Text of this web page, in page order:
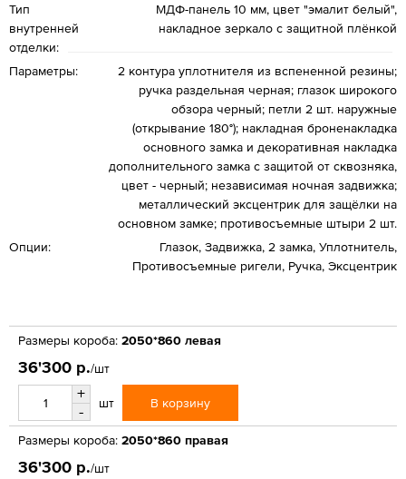
Тип
внутренней
отделки:
МДФ-панель 10 мм, цвет "эмалит белый",
накладное зеркало с защитной плёнкой
Параметры:
2 контура уплотнителя из вспененной резины;
ручка раздельная черная; глазок широкого
обзора черный; петли 2 шт. наружные
(открывание 180°); накладная броненакладка
основного замка и декоративная накладка
дополнительного замка с защитой от сквозняка,
цвет - черный; независимая ночная задвижка;
металлический эксцентрик для защёлки на
основном замке; противосъемные штыри 2 шт.
Опции:
Глазок, Задвижка, 2 замка, Уплотнитель,
Противосъемные ригели, Ручка, Эксцентрик
Размеры короба: 2050*860 левая
36'300 р./шт
+
-
шт В корзину
Размеры короба: 2050*860 правая
36'300 р./шт